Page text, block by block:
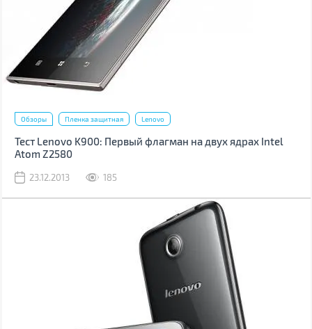
Обзоры Пленка защитная Lenovo
Тест Lenovo K900: Первый флагман на двух ядрах Intel
Atom Z2580
23.12.2013 185